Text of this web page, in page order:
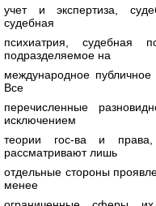
учет и экспертиза,
судебная
психиатрия, судебная
подразделяемое на
международное
Все
перечисленные
исключением
теории гос-ва и
рассматривают лишь
отдельные стороны
менее